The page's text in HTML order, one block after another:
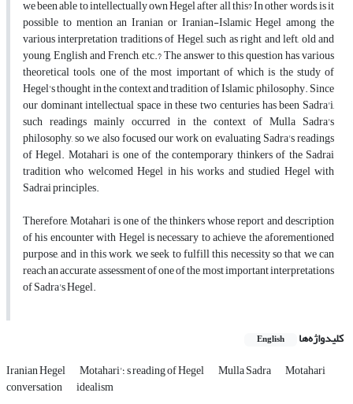
we been able to intellectually own Hegel after all this? In other words, is it
possible to mention an Iranian or Iranian-Islamic Hegel among the
various interpretation traditions of Hegel, such as right and left, old and
young, English and French, etc.? The answer to this question has various
theoretical tools, one of the most important of which is the study of
Hegel's thought in the context and tradition of Islamic philosophy. Since
our dominant intellectual space in these two centuries has been Sadra'i,
such readings mainly occurred in the context of Mulla Sadra's
philosophy, so we also focused our work on evaluating Sadra's readings
of Hegel. Motahari is one of the contemporary thinkers of the Sadrai
tradition who welcomed Hegel in his works and studied Hegel with
Sadrai principles.
Therefore, Motahari is one of the thinkers whose report and description
of his encounter with Hegel is necessary to achieve the aforementioned
purpose, and in this work, we seek to fulfill this necessity so that we can
reach an accurate assessment of one of the most important interpretations
of Sadra's Hegel.
کلیدواژه‌ها English
Iranian Hegel Motahari'؛ s reading of Hegel Mulla Sadra Motahari
conversation idealism